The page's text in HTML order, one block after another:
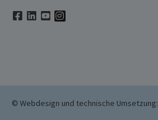
© Webdesign und technische Umsetzung: